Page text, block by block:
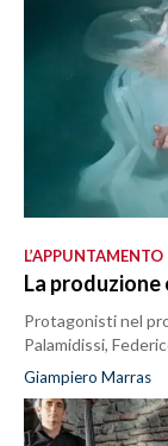
L’APPUNTAMENTO
La produzione
Protagonisti nel
Palamidissi,
Giampiero Marras